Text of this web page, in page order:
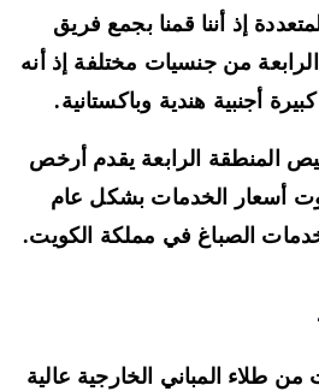
إذ أننا قمنا بجمع فريق
من جنسيات مختلفة إذ أنه
أجنبية هندية وباكستانية.
الرابعة يقدم أرخص
أسعار الخدمات بشكل عام
الصباغ في مملكة الكويت.
المباني الخارجية عالية